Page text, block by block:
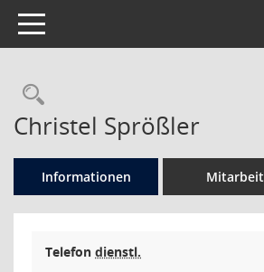
Toggle navigation
Rechercheauswahl
Christel Sprößler
Informationen Mitarbeit
Telefon dienstl.